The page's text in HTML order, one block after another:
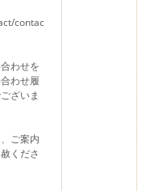
contac
わせを
わせ履
ざいま
ご案内
くださ